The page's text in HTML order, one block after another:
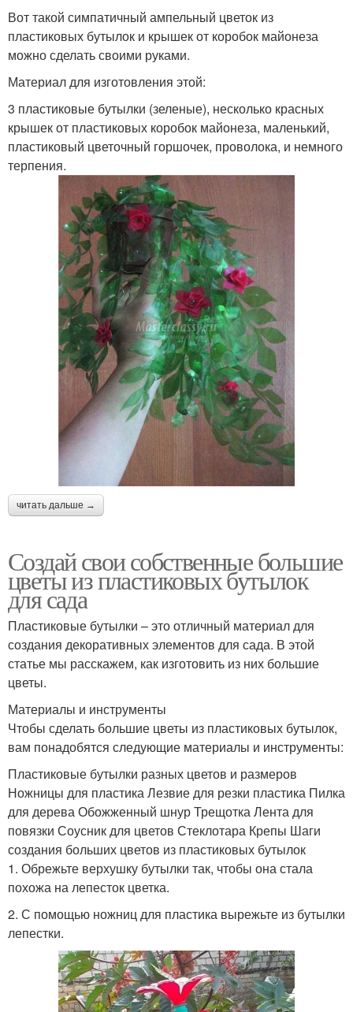
Вот такой симпатичный ампельный цветок из
пластиковых бутылок и крышек от коробок майонеза
можно сделать своими руками.
Материал для изготовления этой:
3 пластиковые бутылки (зеленые), несколько красных
крышек от пластиковых коробок майонеза, маленький,
пластиковый цветочный горшочек, проволока, и немного
терпения.
читать дальше →
Создай свои собственные большие
цветы из пластиковых бутылок
для сада
Пластиковые бутылки – это отличный материал для
создания декоративных элементов для сада. В этой
статье мы расскажем, как изготовить из них большие
цветы.
Материалы и инструменты
Чтобы сделать большие цветы из пластиковых бутылок,
вам понадобятся следующие материалы и инструменты:
Пластиковые бутылки разных цветов и размеров
Ножницы для пластика Лезвие для резки пластика Пилка
для дерева Обожженный шнур Трещотка Лента для
повязки Соусник для цветов Стеклотара Крепы Шаги
создания больших цветов из пластиковых бутылок
1. Обрежьте верхушку бутылки так, чтобы она стала
похожа на лепесток цветка.
2. С помощью ножниц для пластика вырежьте из бутылки
лепестки.